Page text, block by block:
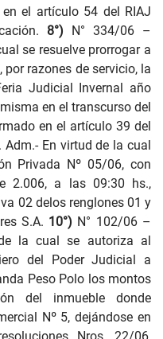
el artículo 54 del RIAJ
8°) N° 334/06 –
se resuelve prorrogar a
por razones de servicio, la
Judicial Invernal año
en el transcurso del
en el artículo 39 del
Adm.- En virtud de la cual
Privada Nº 05/06, con
2.006, a las 09:30 hs.,
02 delos renglones 01 y
S.A. 10°) N° 102/06 –
la cual se autoriza al
del Poder Judicial a
Peso Polo los montos
del inmueble donde
Nº 5, dejándose en